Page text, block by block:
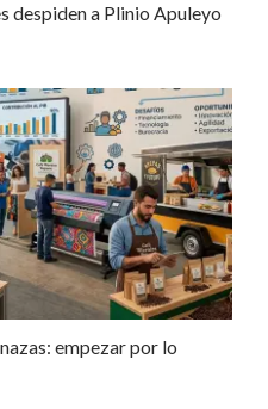
despiden a Plinio Apuleyo
empezar por lo